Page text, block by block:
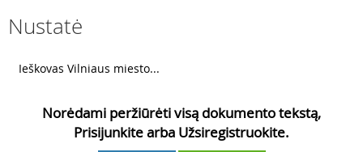
Nustatė
Ieškovas Vilniaus miesto...
Norėdami peržiūrėti visą dokumento tekstą,
Prisijunkite arba Užsiregistruokite.